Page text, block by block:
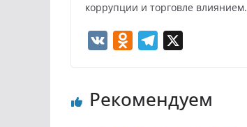
коррупции и торговле влиянием.
o
e
Рекомендуем